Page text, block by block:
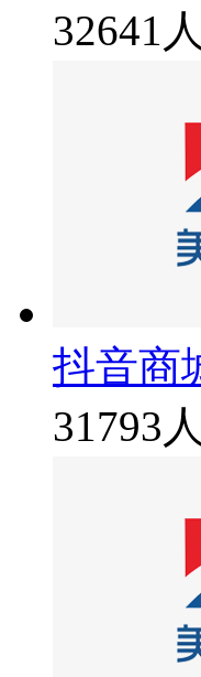
32641
抖音商
31793